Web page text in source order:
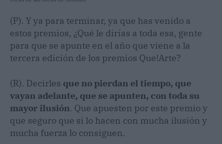
(P). Y ya para terminar, ya que has venido a
estos premios, ¿Qué le dirías a toda esa, gente
para que se apunte en el año que viene a la
tercera edición de los premios Que!Arte?
(R). Decirles que no pierdan el tiempo, que
vayan adelante, que se apunten, con toda su
mayor ilusión. Que apuesten por este premio y
que seguro que si lo hacen con mucha ilusión y
mucha fuerza lo consiguen.